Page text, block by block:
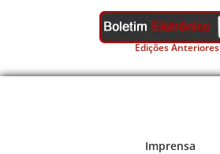
Edições Anteriores
Imprensa